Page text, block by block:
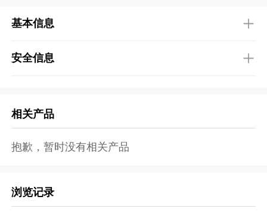
基本信息
安全信息
相关产品
抱歉，暂时没有相关产品
浏览记录